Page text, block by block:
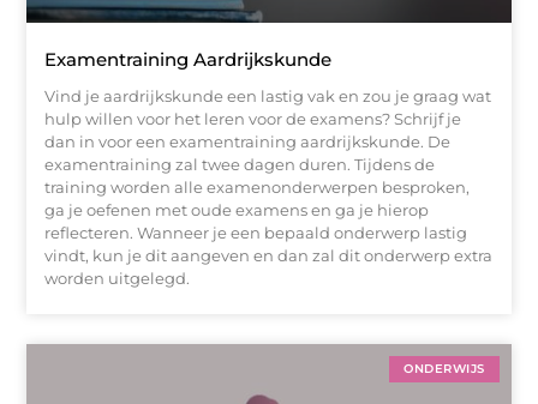
Examentraining Aardrijkskunde
Vind je aardrijkskunde een lastig vak en zou je graag wat
hulp willen voor het leren voor de examens? Schrijf je
dan in voor een examentraining aardrijkskunde. De
examentraining zal twee dagen duren. Tijdens de
training worden alle examenonderwerpen besproken,
ga je oefenen met oude examens en ga je hierop
reflecteren. Wanneer je een bepaald onderwerp lastig
vindt, kun je dit aangeven en dan zal dit onderwerp extra
worden uitgelegd.
ONDERWIJS